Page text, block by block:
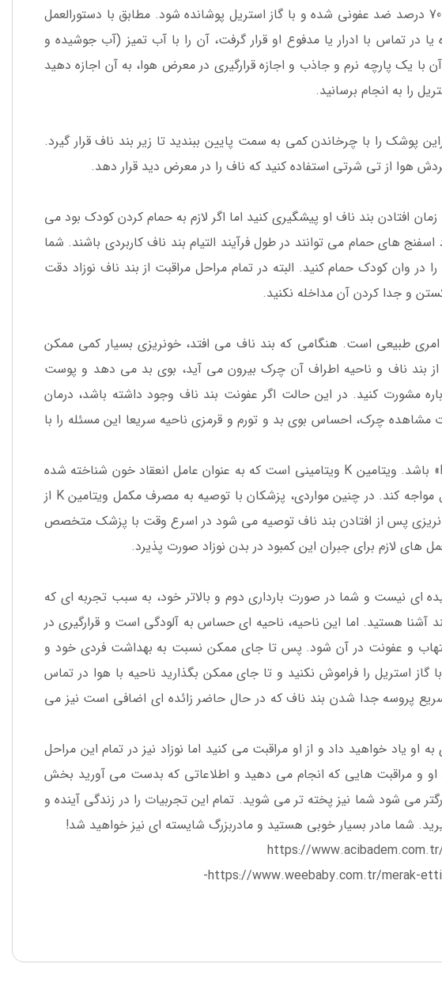
در هر تعویض پوشک نوزاد، ناحیه بند ناف او نیز باید با الکل 70 درصد ضد عفونی شده و با گاز استریل پوشانده شود. مطابق با دستورالعمل
یا در تماس با ادرار یا مدفوع او قرار گرفت، آن را با آب تمیز (آب جوشیده و
یک پارچه نرم و جاذب و اجازه قرارگیری در معرض هوا، به آن اجازه دهید
را به انجام برسانید.
را با چرخاندن کمی به سمت پایین ببندید تا زیر بند ناف قرار گیرد.
هوا از تی شرتی استفاده کنید که ناف را در معرض دید قرار دهد.
افتادن بند ناف او پیشگیری کنید اما اگر لازم به حمام کردن کودک بود می
اسفنج های حمام می توانند در طول فرآیند التیام بند ناف کاربردی باشند. شما
در وان کودک حمام کنید. البته در تمام مراحل مراقبت از بند ناف نوزاد دقت
و جدا کردن آن مداخله نکنید.
امری طبیعی است. هنگامی که بند ناف می افتد، خونریزی بسیار کمی ممکن
بند ناف و ناحیه اطراف آن چرک بیرون می آید، بوی بد می دهد و پوست
مشورت کنید. در این حالت اگر عفونت بند ناف وجود داشته باشد، درمان
چرک، احساس بوی بد و تورم و قرمزی ناحیه سریعا این مسئله را با
یکی از دلایل خونریزی بند ناف ممکن است «کمبود ویتامین K» باشد. ویتامین K ویتامینی است که به عنوان عامل انعقاد خون شناخته شده
است و کمبود آن در بدن می تواند کنترل خونریزی را با مشکل مواجه کند. در چنین مواردی، پزشکان با توصیه به مصرف مکمل ویتامین K از
پس از افتادن بند ناف توصیه می شود در اسرع وقت با پزشک متخصص
ای نیست و شما در صورت بارداری دوم و بالاتر خود، به سبب تجربه ای که
آشنا هستید. اما این ناحیه، ناحیه ای حساس به آلودگی است و قرارگیری در
و عفونت در آن شود. پس تا جای ممکن نسبت به بهداشت فردی خود و
استریل را فراموش نکنید و تا جای ممکن بگذارید ناحیه با هوا در تماس
پروسه جدا شدن بند ناف که در حال حاضر زائده ای اضافی است نیز می
او یاد خواهید داد و از او مراقبت می کنید اما نوزاد نیز در تمام این مراحل
او و مراقبت هایی که انجام می دهید و اطلاعاتی که بدست می آورید بخش
می شود شما نیز پخته تر می شوید. تمام این تجربیات را در زندگی آینده و
شما مادر بسیار خوبی هستید و مادربزرگ شایسته ای نیز خواهید شد!
https://
https://www.weebaby.com.tr/merak-